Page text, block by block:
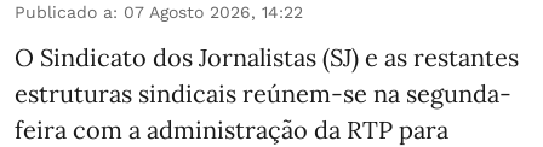
Publicado a: 07 Agosto 2026, 14:22
O Sindicato dos Jornalistas (SJ) e as restantes
estruturas sindicais reúnem-se na segunda-
feira com a administração da RTP para